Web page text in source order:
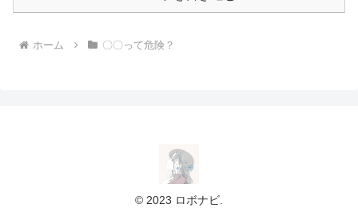
ホーム 〇〇って危険？
© 2023 ロボナビ.